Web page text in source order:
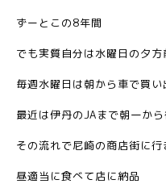
ずーとこの8年間
でも実質自分は水曜日の夕
毎週水曜日は朝から車で買
最近は伊丹のJAまで朝一か
その流れで尼崎の商店街に行
昼適当に食べて店に納品